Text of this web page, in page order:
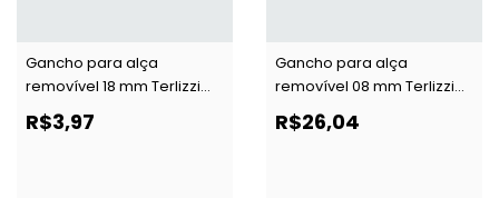
Gancho para alça
removível 18 mm Terlizzi
441 transp c/ 100 un
R$3,97
Gancho para alça
removível 08 mm Terlizzi
080 c/ 100 un
R$26,04